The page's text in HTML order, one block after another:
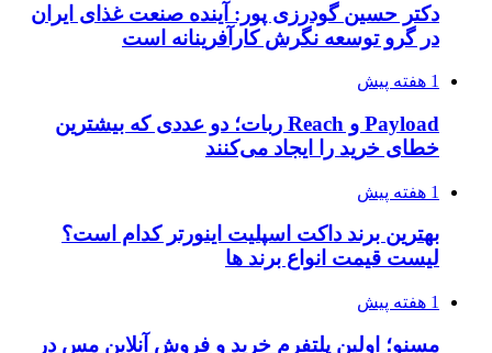
دکتر حسین گودرزی پور: آینده صنعت غذای ایران
در گرو توسعه نگرش کارآفرینانه است
1 هفته پیش
Payload و Reach ربات؛ دو عددی که بیشترین
خطای خرید را ایجاد می‌کنند
1 هفته پیش
بهترین برند داکت اسپلیت اینورتر کدام است؟
لیست قیمت انواع برند ها
1 هفته پیش
مسنو؛ اولین پلتفرم خرید و فروش آنلاین مس در